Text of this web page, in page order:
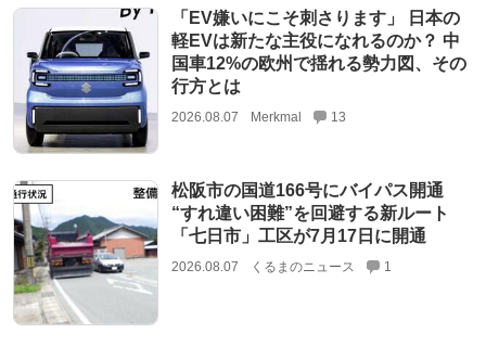
「EV嫌いにこそ刺さります」 日本の
軽EVは新たな主役になれるのか？ 中
国車12%の欧州で揺れる勢力図、その
行方とは
2026.08.07 Merkmal 13
松阪市の国道166号にバイパス開通
“すれ違い困難”を回避する新ルート
「七日市」工区が7月17日に開通
2026.08.07 くるまのニュース 1